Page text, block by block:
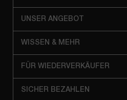
UNSER ANGEBOT
WISSEN & MEHR
FÜR WIEDERVERKÄUFER
SICHER BEZAHLEN